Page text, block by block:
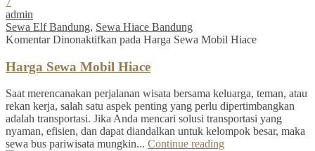
admin
Sewa Elf Bandung, Sewa Hiace Bandung
Komentar Dinonaktifkan pada Harga Sewa Mobil Hiace
Harga Sewa Mobil Hiace
Saat merencanakan perjalanan wisata bersama keluarga, teman, atau
rekan kerja, salah satu aspek penting yang perlu dipertimbangkan
adalah transportasi. Jika Anda mencari solusi transportasi yang
nyaman, efisien, dan dapat diandalkan untuk kelompok besar, maka
sewa bus pariwisata mungkin... Continue reading